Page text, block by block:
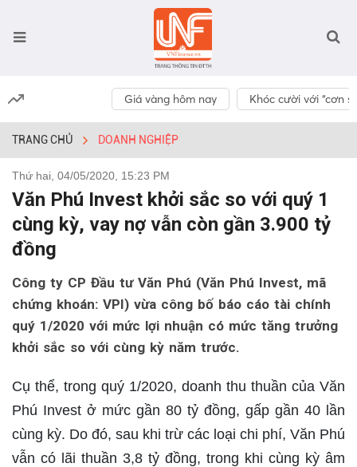
Giá vàng hôm nay Khóc cười với “cơn
TRANG CHỦ DOANH NGHIỆP
Thứ hai, 04/05/2020, 15:23 PM
Văn Phú Invest khởi sắc so với quý 1
cùng kỳ, vay nợ vẫn còn gần 3.900 tỷ
đồng
Công ty CP Đầu tư Văn Phú (Văn Phú Invest, mã
chứng khoán: VPI) vừa công bố báo cáo tài chính
quý 1/2020 với mức lợi nhuận có mức tăng trưởng
khởi sắc so với cùng kỳ năm trước.
Cụ thể, trong quý 1/2020, doanh thu thuần của Văn
Phú Invest ở mức gần 80 tỷ đồng, gấp gần 40 lần
cùng kỳ. Do đó, sau khi trừ các loại chi phí, Văn Phú
vẫn có lãi thuần 3,8 tỷ đồng, trong khi cùng kỳ âm